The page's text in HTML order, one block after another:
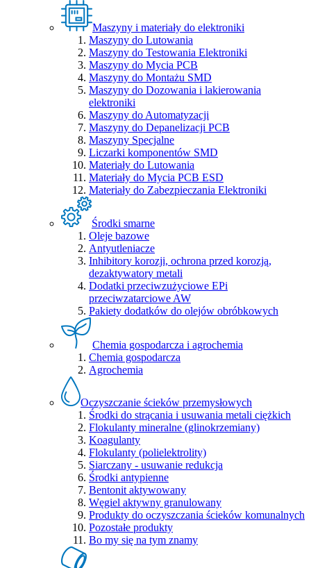
Maszyny i materiały do elektroniki
Maszyny do Lutowania
Maszyny do Testowania Elektroniki
Maszyny do Mycia PCB
Maszyny do Montażu SMD
Maszyny do Dozowania i lakierowania
elektroniki
Maszyny do Automatyzacji
Maszyny do Depanelizacji PCB
Maszyny Specjalne
Liczarki komponentów SMD
Materiały do Lutowania
Materiały do Mycia PCB ESD
Materiały do Zabezpieczania Elektroniki
Środki smarne
Oleje bazowe
Antyutleniacze
Inhibitory korozji, ochrona przed korozją,
dezaktywatory metali
Dodatki przeciwzużyciowe EPi
przeciwzatarciowe AW
Pakiety dodatków do olejów obróbkowych
Chemia gospodarcza i agrochemia
Chemia gospodarcza
Agrochemia
Oczyszczanie ścieków przemysłowych
Środki do strącania i usuwania metali ciężkich
Flokulanty mineralne (glinokrzemiany)
Koagulanty
Flokulanty (polielektrolity)
Siarczany - usuwanie redukcja
Środki antypienne
Bentonit aktywowany
Węgiel aktywny granulowany
Produkty do oczyszczania ścieków komunalnych
Pozostałe produkty
Bo my się na tym znamy